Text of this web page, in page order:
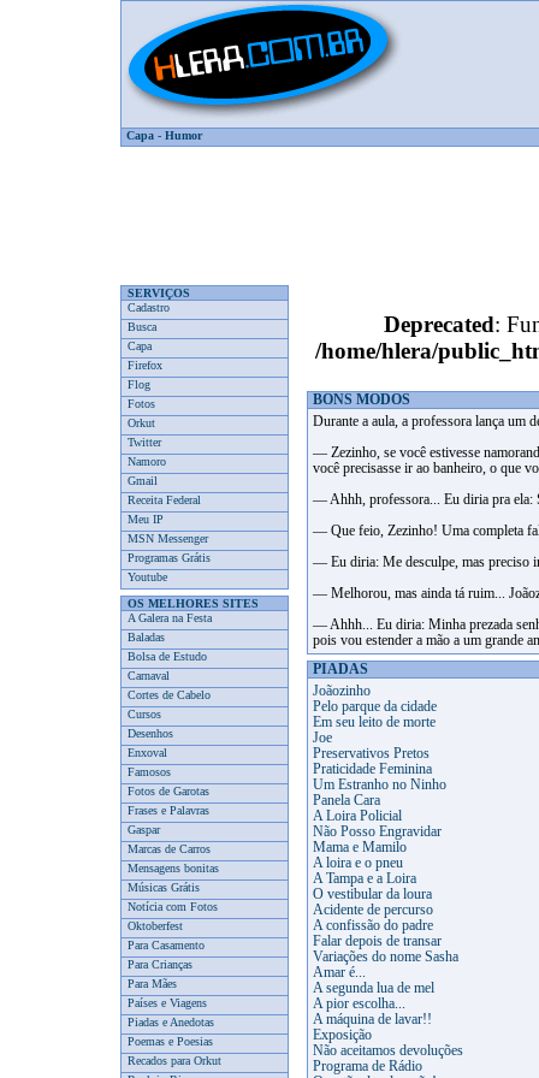
Capa - Humor
SERVIÇOS
Cadastro
Busca
Capa
Firefox
Flog
Fotos
Orkut
Twitter
Namoro
Gmail
Receita Federal
Meu IP
MSN Messenger
Programas Grátis
Youtube
OS MELHORES SITES
A Galera na Festa
Baladas
Bolsa de Estudo
Carnaval
Cortes de Cabelo
Cursos
Desenhos
Enxoval
Famosos
Fotos de Garotas
Frases e Palavras
Gaspar
Marcas de Carros
Mensagens bonitas
Músicas Grátis
Notícia com Fotos
Oktoberfest
Para Casamento
Para Crianças
Para Mães
Países e Viagens
Piadas e Anedotas
Poemas e Poesias
Recados para Orkut
Deprecated:
/home/hlera/
BONS MODOS
Durante a aula, a professora lança um
— Zezinho, se você estivesse
você precisasse ir ao banheiro, o que
— Ahhh, professora... Eu diria pra ela:
— Que feio, Zezinho! Uma completa
— Eu diria: Me desculpe, mas preciso
— Melhorou, mas ainda tá ruim...
— Ahhh... Eu diria: Minha prezada
pois vou estender a mão a um grande
PIADAS
Joãozinho
Pelo parque da cidade
Em seu leito de morte
Joe
Preservativos Pretos
Praticidade Feminina
Um Estranho no Ninho
Panela Cara
A Loira Policial
Não Posso Engravidar
Mama e Mamilo
A loira e o pneu
A Tampa e a Loira
O vestibular da loura
Acidente de percurso
A confissão do padre
Falar depois de transar
Variações do nome Sasha
Amar é...
A segunda lua de mel
A pior escolha...
A máquina de lavar!!
Exposição
Não aceitamos devoluções
Programa de Rádio